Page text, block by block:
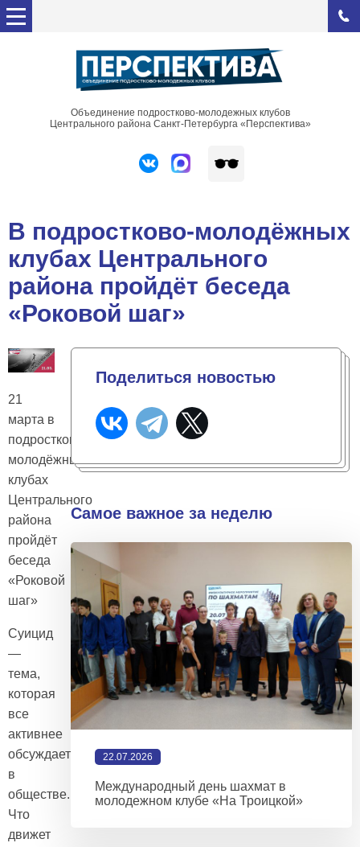
Объединение подростково-молодежных клубов
Центрального района Санкт-Петербурга «Перспектива»
В подростково-молодёжных
клубах Центрального
района пройдёт беседа
«Роковой шаг»
21
марта в
подростково-
молодёжных
клубах
Центрального
района
пройдёт
беседа
«Роковой
шаг»
Суицид
—
тема,
которая
все
активнее
обсуждается
в
обществе.
Что
движет
Поделиться новостью
Самое важное за неделю
22.07.2026
Международный день шахмат в
молодежном клубе «На Троицкой»